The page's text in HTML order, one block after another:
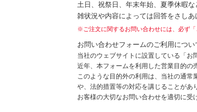
土日、祝祭日、年末年始、夏季休暇
雑状況や内容によっては回答をさし
※ご注文に関するお問い合わせには、必ず
お問い合わせフォームのご利用につい
当社のウェブサイトに設置している「お
近年、本フォームを利用した営業目的の
このような目的外の利用は、当社の通
や、法的措置等の対応を講じることがあ
お客様の大切なお問い合わせを適切に受